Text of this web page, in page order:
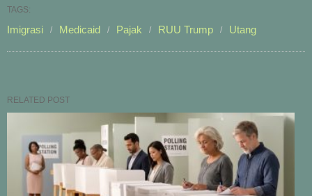
TAGS:
Imigrasi Medicaid Pajak RUU Trump Utang
RELATED POST